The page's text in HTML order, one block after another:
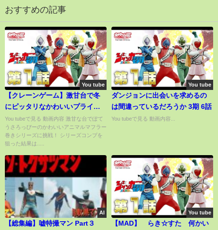
おすすめの記事
You tube
【クレーンゲーム】激甘台で冬
にピッタリなかわいいプライズ
に挑戦！シリーズコンプまでに
掛かった金額は...【YurariTV】
You tubeで見る 動画内容 激甘な台でぽて
うさろっぴーのかわいいアニマルマフラー
巻きシリーズに挑戦！ シリーズコンプを
狙った結果は.....
You tube
ダンジョンに出会いを求めるの
は間違っているだろうか 3期 6話
You tubeで見る 動画内容...
AI
【総集編】嘘特撮マン Part３
You tube
【MAD】 らき☆すた 何かい